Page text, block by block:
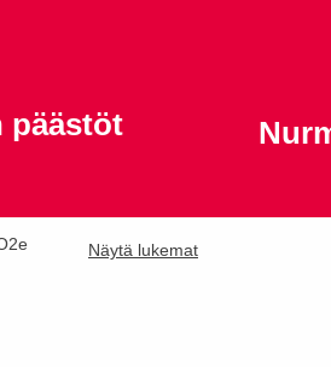
päästöt
Näytä lukemat